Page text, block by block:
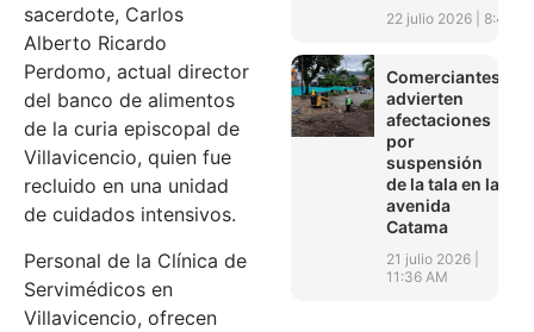
sacerdote, Carlos
Alberto Ricardo
Perdomo, actual director
del banco de alimentos
de la curia episcopal de
Villavicencio, quien fue
recluido en una unidad
de cuidados intensivos.
Personal de la Clínica de
Servimédicos en
Villavicencio, ofrecen
22 julio 2026 8:45
Comerciantes
advierten
afectaciones
por
suspensión
de la tala en la
avenida
Catama
21 julio 2026
11:36 AM